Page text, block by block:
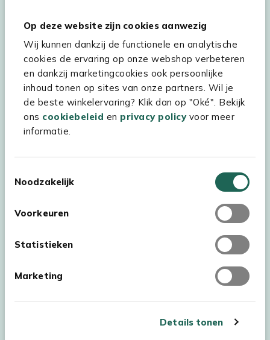
Op deze website zijn cookies aanwezig
Wij kunnen dankzij de functionele en analytische
cookies de ervaring op onze webshop verbeteren
en dankzij marketingcookies ook persoonlijke
inhoud tonen op sites van onze partners. Wil je
de beste winkelervaring? Klik dan op "Oké". Bekijk
ons cookiebeleid en privacy policyvoor meer
informatie.
Noodzakelijk
Voorkeuren
Statistieken
Marketing
Details tonen
Hulp & service
Assortiment
Kees Smit Tuinmeubelen
Experience Stores XXL